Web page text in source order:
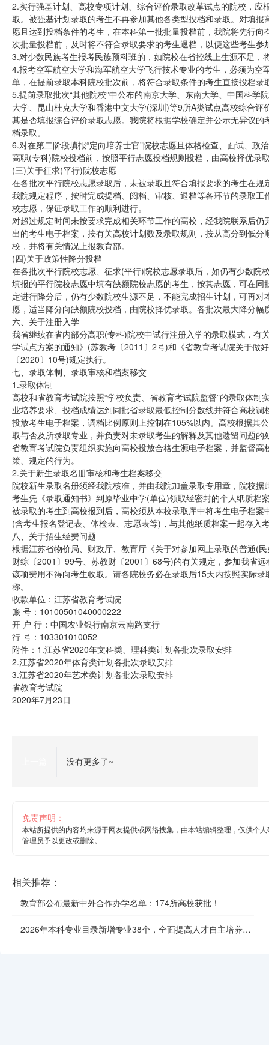
2.实行强基计划、高校专项计划、综合评价录取改革试点的院校，
取。被强基计划录取的考生不再参加其他各类型投档和录取。对填
愿且达到投档条件的考生，在本科第一批批量投档前，我院将先行
次批量投档前，及时将不符合录取要求的考生退档，以便这些考生
3.对少数民族考生报考民族预科班的，如院校在省控线上生源不足
4.报考空军航空大学和海军航空大学飞行技术专业的考生，必须为
单，在提前录取本科院校批次前，将符合录取条件的考生直接投档录
5.提前录取批次“其他院校”中公布的南京大学、东南大学、中国科
大学、昆山杜克大学和香港中文大学(深圳)等9所A类试点高校综合
其是否填报综合评价录取志愿。我院将根据学校确定并公示无异议
档录取。
6.对在第二阶段填报“定向培养士官”院校志愿且体格检查、面试、
高职(专科)院校投档前，按照平行志愿投档规则投档，由高校择优录
(三)关于征求(平行)院校志愿
在各批次平行院校志愿录取后，未被录取且符合填报要求的考生在
我院规定程序，按时完成提档、阅档、审核、退档等各环节的录取
校志愿，保证录取工作的顺利进行。
对超过规定时间未按要求完成相关环节工作的高校，经我院联系后
出的考生电子档案，按有关高校计划数及录取规则，按从高分到低
校，并将有关情况上报教育部。
(四)关于政策性降分投档
在各批次平行院校志愿、征求(平行)院校志愿录取后，如仍有少数
填报的平行院校志愿中填有缺额院校志愿的考生，按其志愿，可在
定进行降分后，仍有少数院校生源不足，不能完成招生计划，可再
愿，适当降分向缺额院校投档，由院校择优录取。各批次最大降分幅
六、关于注册入学
我省继续在省内部分高职(专科)院校中试行注册入学的录取模式，
学试点方案的通知》(苏教考〔2011〕2号)和《省教育考试院关于做
〔2020〕10号)规定执行。
七、录取体制、录取审核和档案移交
1.录取体制
高校和省教育考试院按照“学校负责、省教育考试院监督”的录取体
业培养要求、投档成绩达到同批省录取最低控制分数线并符合高校
投放考生电子档案，调档比例原则上控制在105%以内。高校根据其
取与否及所录取专业，并负责对未录取考生的解释及其他遗留问题的
省教育考试院负责组织实施向高校投放合格生源电子档案，并监督
策、规定的行为。
2.关于新生录取名册审核和考生档案移交
院校新生录取名册须经我院核准，并由我院加盖录取专用章，院校据
考生凭《录取通知书》到原毕业中学(单位)领取经密封的个人纸质档
被录取的考生到高校报到后，高校须从本校录取库中将考生电子档
(含考生报名登记表、体检表、志愿表等)，与其他纸质档案一起存入
八、关于招生经费问题
根据江苏省物价局、财政厅、教育厅《关于对参加网上录取的普通(
财综〔2001〕99号、苏教财〔2001〕68号)的有关规定，参加我省
该项费用不得向考生收取。请各院校务必在录取后15天内按照实际
称。
收款单位：江苏省教育考试院
账 号：10100501040000222
开 户 行：中国农业银行南京云南路支行
行 号：103301010052
附件：1.江苏省2020年文科类、理科类计划各批次录取安排
2.江苏省2020年体育类计划各批次录取安排
3.江苏省2020年艺术类计划各批次录取安排
省教育考试院
2020年7月23日
没有更多了~
免责声明：
本站所提供的内容均来源于网友提供或网络搜集，由本站编辑整理，仅供个
管理员予以更改或删除。
相关推荐：
教育部公布最新中外合作办学名单：174所高校获批！
2026年本科专业目录新增专业38个，全面提高人才自主培养质